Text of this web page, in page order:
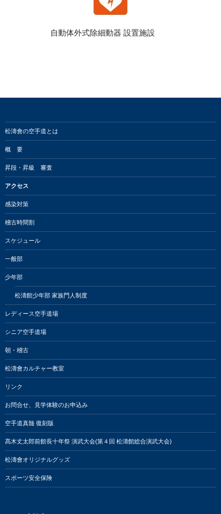
自動体外式除細動器 設置施設
松濤會の空手道とは
概 要
昇段・昇級 審査
アクセス
感染対策
稽古時間割
スケジュール
一般部
少年部
松濤館少年部 家族門人制度
レディース空手道場
シニア空手道場
朝・稽古
松濤會カルチャー教室
リンク
お問合せ、見学体験のお申込み
空手道真髄 復刻版
髙木丈太郎前館長十年祭 演武大会(第４回 松濤館総合演武大会)
松濤會オリジナルグッズ
スポーツ安全保険